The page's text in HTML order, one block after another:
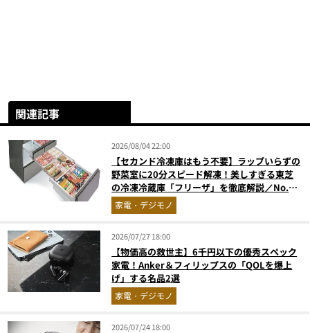
関連記事
2026/08/04 22:00
【セカンド冷凍庫はもう不要】ラップいらずの
野菜室に20分スピード解凍！美しすぎる東芝
の冷凍冷蔵庫「フリーザ」を徹底解説／No.1
モノ雑誌編集長が選ぶ『センスがいい家電』
Vol.10
家電・デジモノ
2026/07/27 18:00
【物価高の救世主】6千円以下の優秀スペック
家電！Anker＆フィリップスの「QOLを爆上
げ」する名品2選
家電・デジモノ
2026/07/24 18:00